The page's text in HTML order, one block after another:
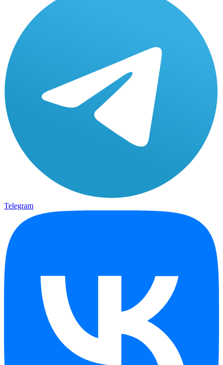
Telegram